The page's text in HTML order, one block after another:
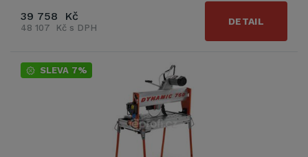
39 758 Kč
48 107 Kč s DPH
DETAIL
SLEVA 7%